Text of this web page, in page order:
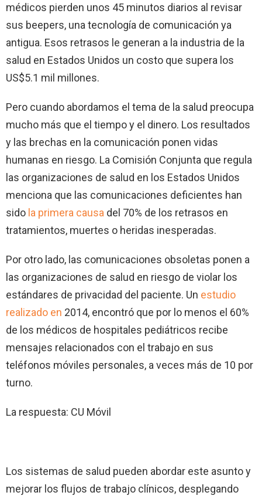
médicos pierden unos 45 minutos diarios al revisar
sus beepers, una tecnología de comunicación ya
antigua. Esos retrasos le generan a la industria de la
salud en Estados Unidos un costo que supera los
US$5.1 mil millones.
Pero cuando abordamos el tema de la salud preocupa
mucho más que el tiempo y el dinero. Los resultados
y las brechas en la comunicación ponen vidas
humanas en riesgo. La Comisión Conjunta que regula
las organizaciones de salud en los Estados Unidos
menciona que las comunicaciones deficientes han
sido la primera causa del 70% de los retrasos en
tratamientos, muertes o heridas inesperadas.
Por otro lado, las comunicaciones obsoletas ponen a
las organizaciones de salud en riesgo de violar los
estándares de privacidad del paciente. Un estudio
realizado en 2014, encontró que por lo menos el 60%
de los médicos de hospitales pediátricos recibe
mensajes relacionados con el trabajo en sus
teléfonos móviles personales, a veces más de 10 por
turno.
La respuesta: CU Móvil
Los sistemas de salud pueden abordar este asunto y
mejorar los flujos de trabajo clínicos, desplegando